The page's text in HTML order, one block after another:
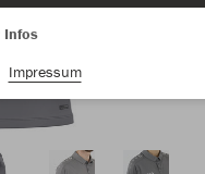
Infos
Impressum